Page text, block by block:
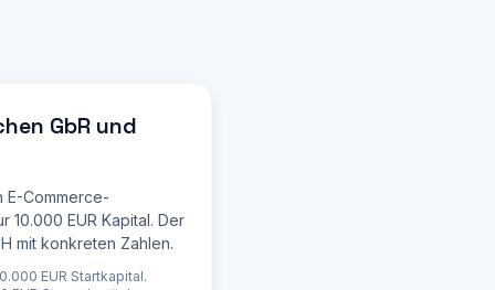
GbR und
E-Commerce-
10.000 EUR Kapital. Der
mit konkreten Zahlen.
EUR Startkapital.